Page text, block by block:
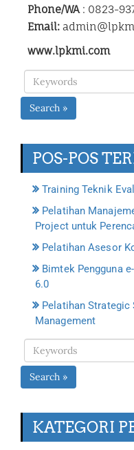
Phone/WA: 0823-
Email:
www.lpkmi.com
Search »
POS-POS
Training Teknik
Pelatihan
Project untuk
Pelatihan Asesor
Bimtek Pengguna
6.0
Pelatihan Strategic
Management
Search »
KATEGORI